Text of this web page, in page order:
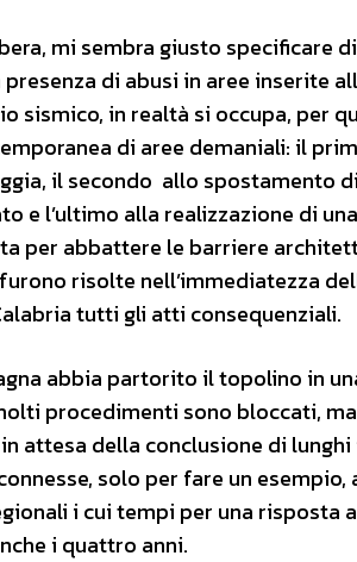
mi sembra giusto specificare
di abusi in aree inserite
sismico, in realtà si occupa, per
di aree demaniali: il
il secondo allo spostamento
e l’ultimo alla realizzazione di
per abbattere le barriere
risolte nell’immediatezza
tutti gli atti consequenziali.
abbia partorito il topolino in
procedimenti sono bloccati,
attesa della conclusione di
solo per fare un
i cui tempi per una risposta
i quattro anni.